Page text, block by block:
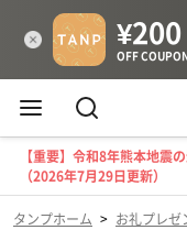
【重要】令和8年熊本地震
（2026年7月29日更新）
タンプホーム > お礼プレゼ